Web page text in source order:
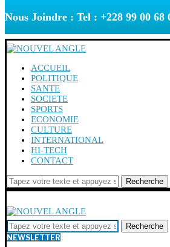
Nous Joindre : Tel : +228 99 00 68
ACCUEIL
POLITIQUE
SANTE
SOCIETE
SPORTS
ECONOMIE
CULTURE
INTERNATIONAL
HI-TECH
CONTACT
Recherche
Recherche
NEWSLETTER